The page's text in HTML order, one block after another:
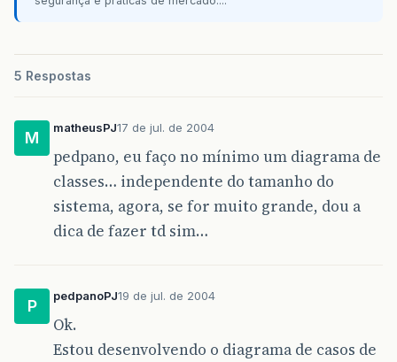
5 Respostas
M
matheusPJ17 de jul. de 2004
pedpano, eu faço no mínimo um diagrama de
classes… independente do tamanho do
sistema, agora, se for muito grande, dou a
dica de fazer td sim…
P
pedpanoPJ19 de jul. de 2004
Ok.
Estou desenvolvendo o diagrama de casos de